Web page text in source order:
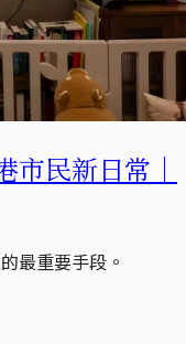
市民新日常｜
最重要手段。